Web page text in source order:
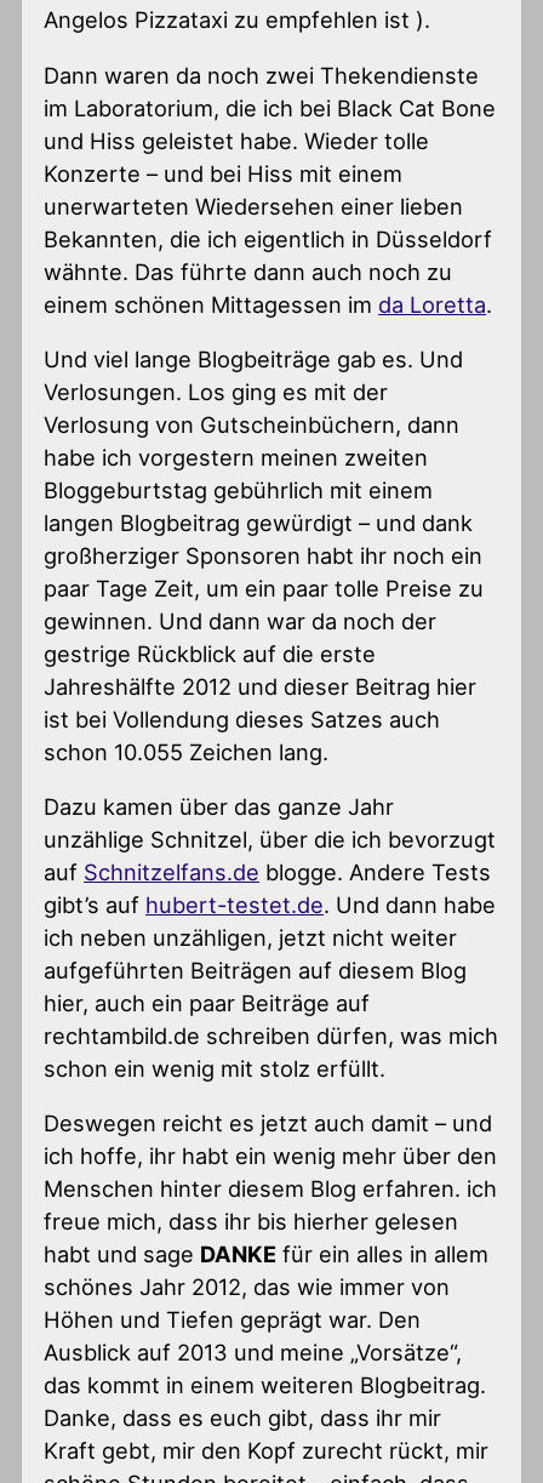
Angelos Pizzataxi zu empfehlen ist ).
Dann waren da noch zwei Thekendienste
im Laboratorium, die ich bei Black Cat Bone
und Hiss geleistet habe. Wieder tolle
Konzerte – und bei Hiss mit einem
unerwarteten Wiedersehen einer lieben
Bekannten, die ich eigentlich in Düsseldorf
wähnte. Das führte dann auch noch zu
einem schönen Mittagessen im da Loretta.
Und viel lange Blogbeiträge gab es. Und
Verlosungen. Los ging es mit der
Verlosung von Gutscheinbüchern, dann
habe ich vorgestern meinen zweiten
Bloggeburtstag gebührlich mit einem
langen Blogbeitrag gewürdigt – und dank
großherziger Sponsoren habt ihr noch ein
paar Tage Zeit, um ein paar tolle Preise zu
gewinnen. Und dann war da noch der
gestrige Rückblick auf die erste
Jahreshälfte 2012 und dieser Beitrag hier
ist bei Vollendung dieses Satzes auch
schon 10.055 Zeichen lang.
Dazu kamen über das ganze Jahr
unzählige Schnitzel, über die ich bevorzugt
auf Schnitzelfans.de blogge. Andere Tests
gibt’s auf hubert-testet.de. Und dann habe
ich neben unzähligen, jetzt nicht weiter
aufgeführten Beiträgen auf diesem Blog
hier, auch ein paar Beiträge auf
rechtambild.de schreiben dürfen, was mich
schon ein wenig mit stolz erfüllt.
Deswegen reicht es jetzt auch damit – und
ich hoffe, ihr habt ein wenig mehr über den
Menschen hinter diesem Blog erfahren. ich
freue mich, dass ihr bis hierher gelesen
habt und sage DANKE für ein alles in allem
schönes Jahr 2012, das wie immer von
Höhen und Tiefen geprägt war. Den
Ausblick auf 2013 und meine „Vorsätze“,
das kommt in einem weiteren Blogbeitrag.
Danke, dass es euch gibt, dass ihr mir
Kraft gebt, mir den Kopf zurecht rückt, mir